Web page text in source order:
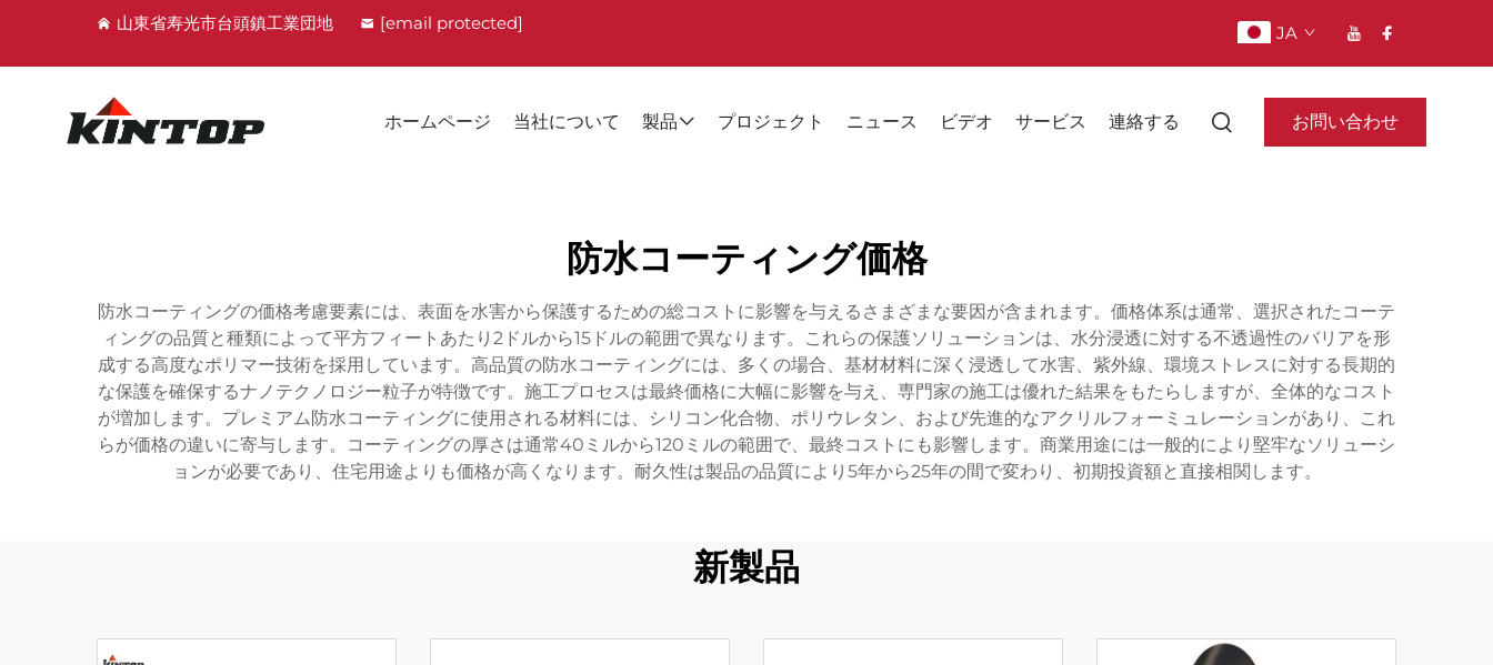
山東省寿光市台頭鎮工業団地 [email protected] JA
ホームページ 当社について 製品 プロジェクト ニュース ビデオ サービス 連絡する お問い合わせ
防水コーティング価格
防水コーティングの価格考慮要素には、表面を水害から保護するための総コストに影響を与えるさまざまな要因が含まれます。価格体系は通常、選択されたコーテ
ィングの品質と種類によって平方フィートあたり2ドルから15ドルの範囲で異なります。これらの保護ソリューションは、水分浸透に対する不透過性のバリアを形
成する高度なポリマー技術を採用しています。高品質の防水コーティングには、多くの場合、基材材料に深く浸透して水害、紫外線、環境ストレスに対する長期的
な保護を確保するナノテクノロジー粒子が特徴です。施工プロセスは最終価格に大幅に影響を与え、専門家の施工は優れた結果をもたらしますが、全体的なコスト
が増加します。プレミアム防水コーティングに使用される材料には、シリコン化合物、ポリウレタン、および先進的なアクリルフォーミュレーションがあり、これ
らが価格の違いに寄与します。コーティングの厚さは通常40ミルから120ミルの範囲で、最終コストにも影響します。商業用途には一般的により堅牢なソリューシ
ョンが必要であり、住宅用途よりも価格が高くなります。耐久性は製品の品質により5年から25年の間で変わり、初期投資額と直接相関します。
新製品